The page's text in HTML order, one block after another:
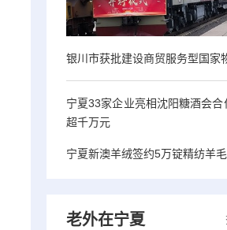
银川市获批建设商贸服务型国家
宁夏33家企业亮相沈阳糖酒会合
超千万元
宁夏新澳羊绒签约5万锭精纺羊
老外在宁夏